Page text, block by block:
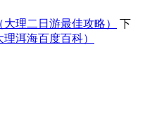
理二日游最佳攻略）
下
洱海百度百科）